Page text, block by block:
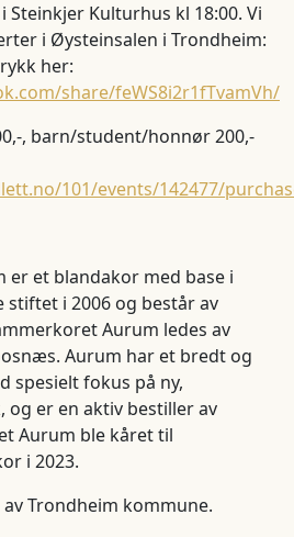
Steinkjer Kulturhus kl 18:00. Vi
i Øysteinsalen i Trondheim:
her:
share/feWS8i2r1fTvamVh/
, barn/student/honnør 200,-
101/events/142477/
er et blandakor med base i
stiftet i 2006 og består av
Aurum ledes av
Aurum har et bredt og
spesielt fokus på ny,
og er en aktiv bestiller av
Aurum ble kåret til
i 2023.
av Trondheim kommune.